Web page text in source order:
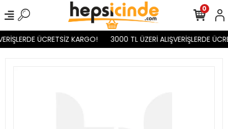
ÜCRETSİZ KARGO! 3000 TL ÜZERİ ALIŞVERİŞLERDE
0